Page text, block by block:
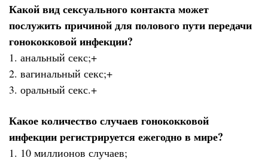
Какой вид сексуального контакта может
послужить причиной для полового пути передачи
гонококковой инфекции?
1. анальный секс;+
2. вагинальный секс;+
3. оральный секс.+
Какое количество случаев гонококковой
инфекции регистрируется ежегодно в мире?
1. 10 миллионов случаев;